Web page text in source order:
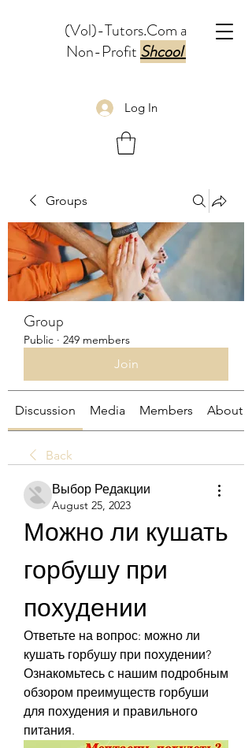
(Vol)-Tutors.Com a
Non-ProfitShcool
Log In
Groups
Group
Public · 249 members
Join
Discussion Media Members About
Back
Выбор Редакции
August 25, 2023
Можно ли кушать
горбушу при
похудении
Ответьте на вопрос: можно ли
кушать горбушу при похудении?
Ознакомьтесь с нашим подробным
обзором преимуществ горбуши
для похудения и правильного
питания.